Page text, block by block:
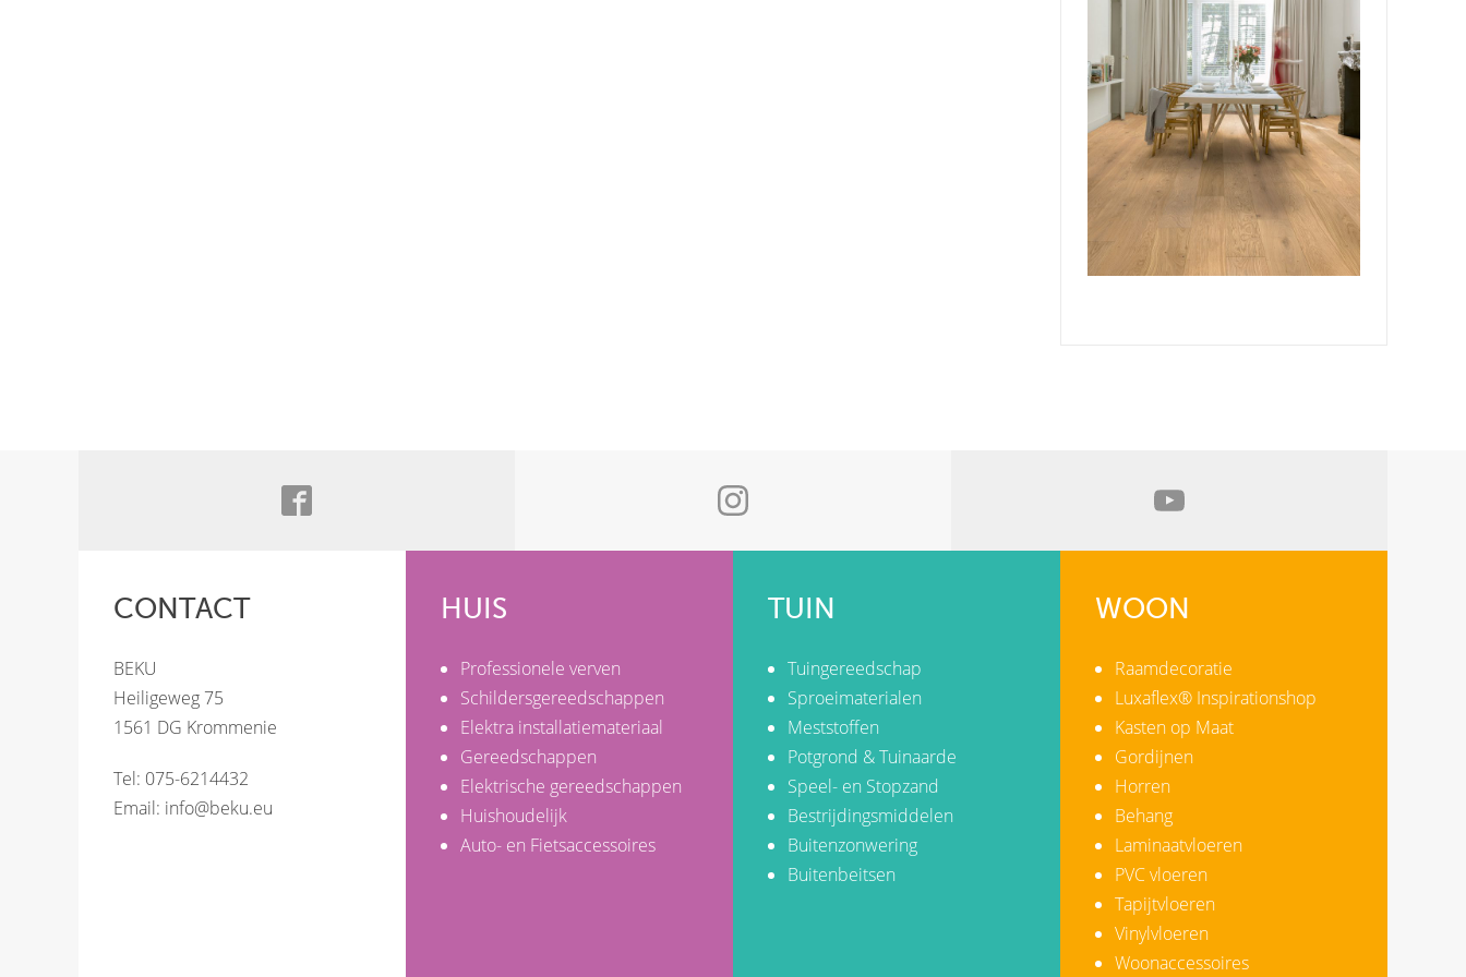
CONTACT
BEKU
Heiligeweg 75
1561 DG Krommenie
Tel: 075-6214432
Email: info@beku.eu
HUIS
Professionele verven
Schildersgereedschappen
Elektra installatiemateriaal
Gereedschappen
Elektrische gereedschappen
Huishoudelijk
Auto- en Fietsaccessoires
TUIN
Tuingereedschap
Sproeimaterialen
Meststoffen
Potgrond & Tuinaarde
Speel- en Stopzand
Bestrijdingsmiddelen
Buitenzonwering
Buitenbeitsen
WOON
Raamdecoratie
Luxaflex® Inspirationshop
Kasten op Maat
Gordijnen
Horren
Behang
Laminaatvloeren
PVC vloeren
Tapijtvloeren
Vinylvloeren
Woonaccessoires